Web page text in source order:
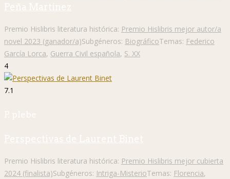
Peña Martínez
Premio Hislibris literatura histórica: Premio Hislibris mejor autor/a
novel 2023 (ganador/a)Subgéneros: BiográficoTemas: Federico
García Lorca, Guerra Civil española, S. XX
4
7.1
P. plebe
Perspectivas de Laurent Binet
Premio Hislibris literatura histórica: Premio Hislibris mejor cubierta
2024 (finalista)Subgéneros: Intriga-MisterioTemas: Florencia,